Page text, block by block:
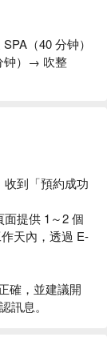
（40 分钟）
钟）→ 吹整
到「預約成功
提供 1～2 個
天內，透過 E-
確，並建議開
訊息。